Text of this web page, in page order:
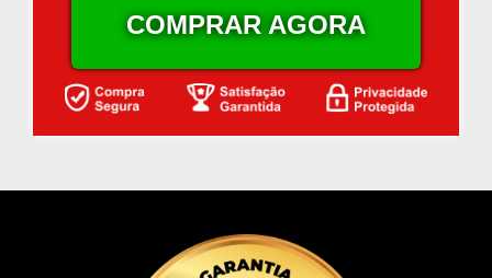
COMPRAR AGORA